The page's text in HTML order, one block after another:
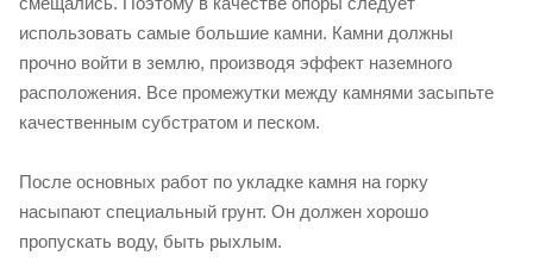
использовать самые большие камни. Камни должны
прочно войти в землю, производя эффект наземного
расположения. Все промежутки между камнями засыпьте
качественным субстратом и песком.
После основных работ по укладке камня на горку
насыпают специальный грунт. Он должен хорошо
пропускать воду, быть рыхлым.